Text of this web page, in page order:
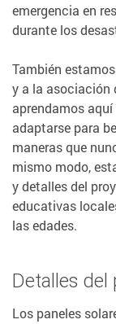
emergencia en
durante los
También
y a la asociación
aprendamos
adaptarse para
maneras que
mismo modo,
y detalles del
educativas
las edades.
Detalles del
Los paneles